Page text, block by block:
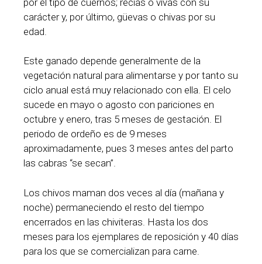
carácter y, por último, güevas o chivas por su
edad.
Este ganado depende generalmente de la
vegetación natural para alimentarse y por tanto su
ciclo anual está muy relacionado con ella. El celo
sucede en mayo o agosto con pariciones en
octubre y enero, tras 5 meses de gestación. El
periodo de ordeño es de 9 meses
aproximadamente, pues 3 meses antes del parto
las cabras “se secan”.
Los chivos maman dos veces al día (mañana y
noche) permaneciendo el resto del tiempo
encerrados en las chiviteras. Hasta los dos
meses para los ejemplares de reposición y 40 días
para los que se comercializan para carne.